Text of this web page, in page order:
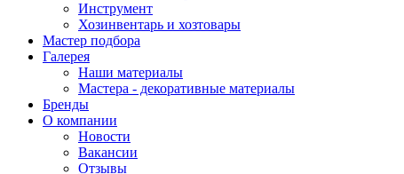
Инструмент
Хозинвентарь и хозтовары
Мастер подбора
Галерея
Наши материалы
Мастера - декоративные материалы
Бренды
О компании
Новости
Вакансии
Отзывы